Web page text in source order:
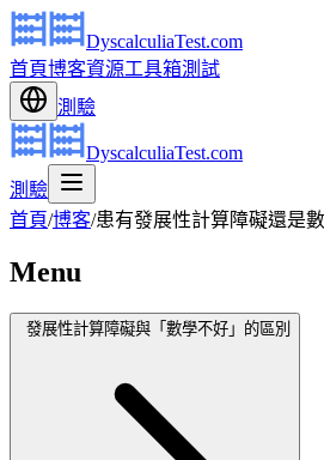
DyscalculiaTest.com
首頁博客資源工具箱測試
測驗
DyscalculiaTest.com
測驗
首頁/博客/患有發展性計算障礙還是
Menu
發展性計算障礙與「數學不好」的區別